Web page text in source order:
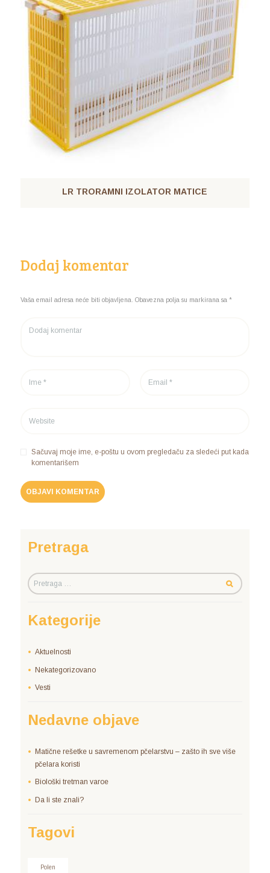
LR TRORAMNI IZOLATOR MATICE
Dodaj komentar
Vaša email adresa neće biti objavljena. Obavezna polja su markirana sa *
Sačuvaj moje ime, e-poštu u ovom pregledaču za sledeći put kada
komentarišem
Pretraga
Kategorije
Aktuelnosti
Nekategorizovano
Vesti
Nedavne objave
Matične rešetke u savremenom pčelarstvu – zašto ih sve više
pčelara koristi
Biološki tretman varoe
Da li ste znali?
Tagovi
Polen